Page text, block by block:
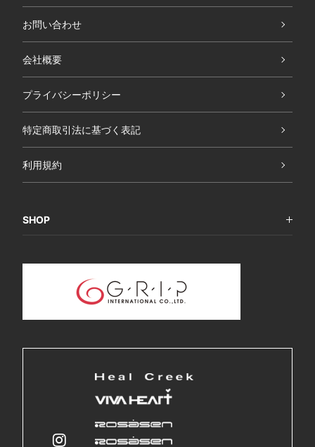
お問い合わせ
会社概要
プライバシーポリシー
特定商取引法に基づく表記
利用規約
SHOP